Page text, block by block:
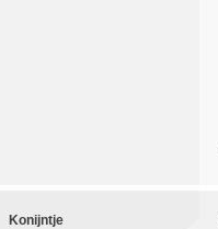
Konijntje